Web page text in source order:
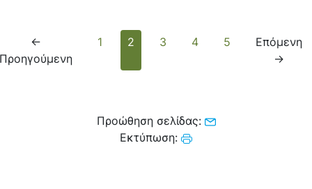
←
1 2 3 4 5
Επόμενη
→
Προώθηση σελίδας:
Εκτύπωση: